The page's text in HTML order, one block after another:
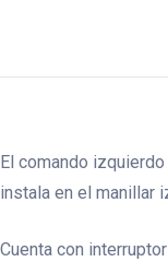
El comando
instala en el manillar
Cuenta con